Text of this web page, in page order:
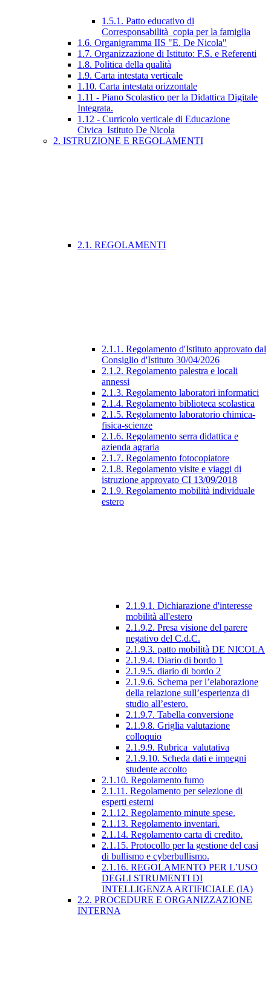
1.5.1. Patto educativo di
Corresponsabilità_copia per la famiglia
1.6. Organigramma IIS "E. De Nicola"
1.7. Organizzazione di Istituto: F.S. e Referenti
1.8. Politica della qualità
1.9. Carta intestata verticale
1.10. Carta intestata orizzontale
1.11 - Piano Scolastico per la Didattica Digitale
Integrata.
1.12 - Curricolo verticale di Educazione
Civica_Istituto De Nicola
2. ISTRUZIONE E REGOLAMENTI
2.1. REGOLAMENTI
2.1.1. Regolamento d'Istituto approvato dal
Consiglio d'Istituto 30/04/2026
2.1.2. Regolamento palestra e locali
annessi
2.1.3. Regolamento laboratori informatici
2.1.4. Regolamento biblioteca scolastica
2.1.5. Regolamento laboratorio chimica-
fisica-scienze
2.1.6. Regolamento serra didattica e
azienda agraria
2.1.7. Regolamento fotocopiatore
2.1.8. Regolamento visite e viaggi di
istruzione approvato CI 13/09/2018
2.1.9. Regolamento mobilità individuale
estero
2.1.9.1. Dichiarazione d'interesse
mobilità all'estero
2.1.9.2. Presa visione del parere
negativo del C.d.C.
2.1.9.3. patto mobilità DE NICOLA
2.1.9.4. Diario di bordo 1
2.1.9.5. diario di bordo 2
2.1.9.6. Schema per l’elaborazione
della relazione sull’esperienza di
studio all’estero.
2.1.9.7. Tabella conversione
2.1.9.8. Griglia valutazione
colloquio
2.1.9.9. Rubrica_valutativa
2.1.9.10. Scheda dati e impegni
studente accolto
2.1.10. Regolamento fumo
2.1.11. Regolamento per selezione di
esperti esterni
2.1.12. Regolamento minute spese.
2.1.13. Regolamento inventari.
2.1.14. Regolamento carta di credito.
2.1.15. Protocollo per la gestione del casi
di bullismo e cyberbullismo.
2.1.16. REGOLAMENTO PER L’USO
DEGLI STRUMENTI DI
INTELLIGENZA ARTIFICIALE (IA)
2.2. PROCEDURE E ORGANIZZAZIONE
INTERNA